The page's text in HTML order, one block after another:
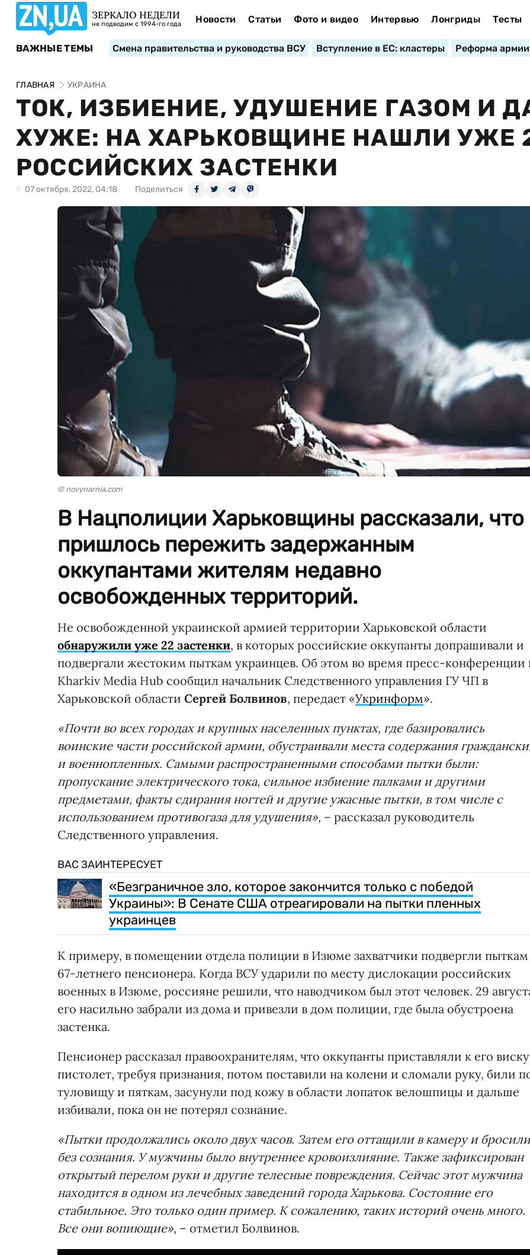
ЗЕРКАЛО НЕДЕЛИ
не подводим с 1994-го года Новости Статьи Фото и видео Интервью Лонгриды Тесты
ВАЖНЫЕ ТЕМЫ Смена правительства и руководства ВСУ Вступление в ЕС: кластеры Реформа армии
ГЛАВНАЯ УКРАИНА
ТОК, ИЗБИЕНИЕ, УДУШЕНИЕ ГАЗОМ И
ХУЖЕ: НА ХАРЬКОВЩИНЕ НАШЛИ УЖЕ
РОССИЙСКИХ ЗАСТЕНКИ
07 октября, 2022, 04:18 Поделиться
© novynarnia.com
В Нацполиции Харьковщины рассказали, что
пришлось пережить задержанным
оккупантами жителям недавно
освобожденных территорий.
Не освобожденной украинской армией территории Харьковской области
обнаружили уже 22 застенки, в которых российские оккупанты допрашивали и
подвергали жестоким пыткам украинцев. Об этом во время пресс-конференции
Kharkiv Media Hub сообщил начальник Следственного управления ГУ ЧП в
Харьковской области Сергей Болвинов, передает «Укринформ».
«Почти во всех городах и крупных населенных пунктах, где базировались
воинские части российской армии, обустраивали места содержания
и военнопленных. Самыми распространенными способами пытки были:
пропускание электрического тока, сильное избиение палками и другими
предметами, факты сдирания ногтей и другие ужасные пытки, в том числе с
использованием противогаза для удушения», – рассказал руководитель
Следственного управления.
ВАС ЗАИНТЕРЕСУЕТ
«Безграничное зло, которое закончится только с победой
Украины»: В Сенате США отреагировали на пытки пленных
украинцев
К примеру, в помещении отдела полиции в Изюме захватчики подвергли пыткам
67-летнего пенсионера. Когда ВСУ ударили по месту дислокации российских
военных в Изюме, россияне решили, что наводчиком был этот человек. 29
его насильно забрали из дома и привезли в дом полиции, где была обустроена
застенка.
Пенсионер рассказал правоохранителям, что оккупанты приставляли к его виску
пистолет, требуя признания, потом поставили на колени и сломали руку, били
туловищу и пяткам, засунули под кожу в области лопаток велошпицы и дальше
избивали, пока он не потерял сознание.
«Пытки продолжались около двух часов. Затем его оттащили в камеру и бросили
без сознания. У мужчины было внутреннее кровоизлияние. Также зафиксирован
открытый перелом руки и другие телесные повреждения. Сейчас этот мужчина
находится в одном из лечебных заведений города Харькова. Состояние его
стабильное. Это только один пример. К сожалению, таких историй очень много.
Все они вопиющие», – отметил Болвинов.